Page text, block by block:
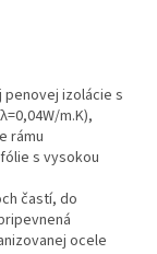
izolácie s
λ=0,04W/m.K),
rámu
s vysokou
častí, do
ocele